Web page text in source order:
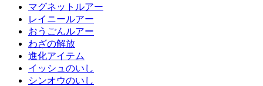
マグネットルアー
レイニールアー
おうごんルアー
わざの解放
進化アイテム
イッシュのいし
シンオウのいし